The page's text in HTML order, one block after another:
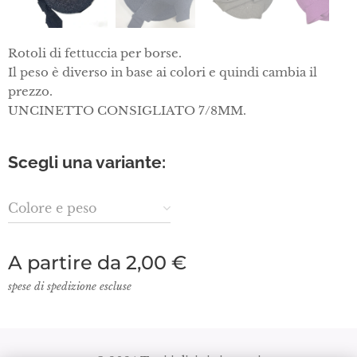
Rotoli di fettuccia per borse.
Il peso è diverso in base ai colori e quindi cambia il
prezzo.
UNCINETTO CONSIGLIATO 7/8MM.
Scegli una variante:
Colore e peso
A partire da 2,00 €
spese di spedizione escluse